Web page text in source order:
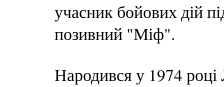
учасник бойових дій
позивний "Міф".
Народився у 1974